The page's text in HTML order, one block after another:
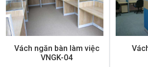
Vách ngăn bàn làm việc
VNGK-04